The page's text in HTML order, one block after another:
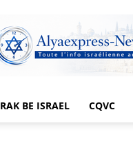
RAK BE ISRAEL CQVC